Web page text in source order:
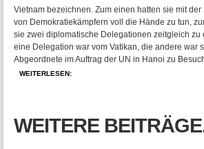
Vietnam bezeichnen. Zum einen hatten sie mit der
von Demokratiekämpfern voll die Hände zu tun,
sie zwei diplomatische Delegationen zeitgleich zu
eine Delegation war vom Vatikan, die andere war
Abgeordnete im Auftrag der UN in Hanoi zu
WEITERLESEN:
WEITERE